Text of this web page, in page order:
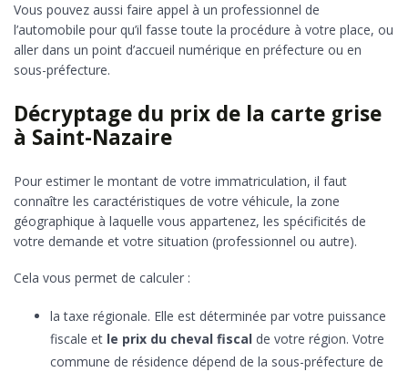
Vous pouvez aussi faire appel à un professionnel de
l’automobile pour qu’il fasse toute la procédure à votre place, ou
aller dans un point d’accueil numérique en préfecture ou en
sous-préfecture.
Décryptage du prix de la carte grise
à Saint-Nazaire
Pour estimer le montant de votre immatriculation, il faut
connaître les caractéristiques de votre véhicule, la zone
géographique à laquelle vous appartenez, les spécificités de
votre demande et votre situation (professionnel ou autre).
Cela vous permet de calculer :
la taxe régionale. Elle est déterminée par votre puissance
fiscale et le prix du cheval fiscal de votre région. Votre
commune de résidence dépend de la sous-préfecture de